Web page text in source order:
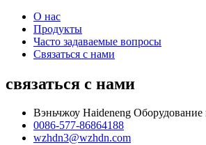
О нас
Продукты
Часто задаваемые вопросы
Связаться с нами
связаться с нами
Вэньчжоу Haideneng
0086-577-86864188
wzhdn3@wzhdn.com